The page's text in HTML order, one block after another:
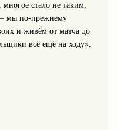
стало не таким,
мы по‑прежнему
и живём от матча до
всё ещё на ходу».